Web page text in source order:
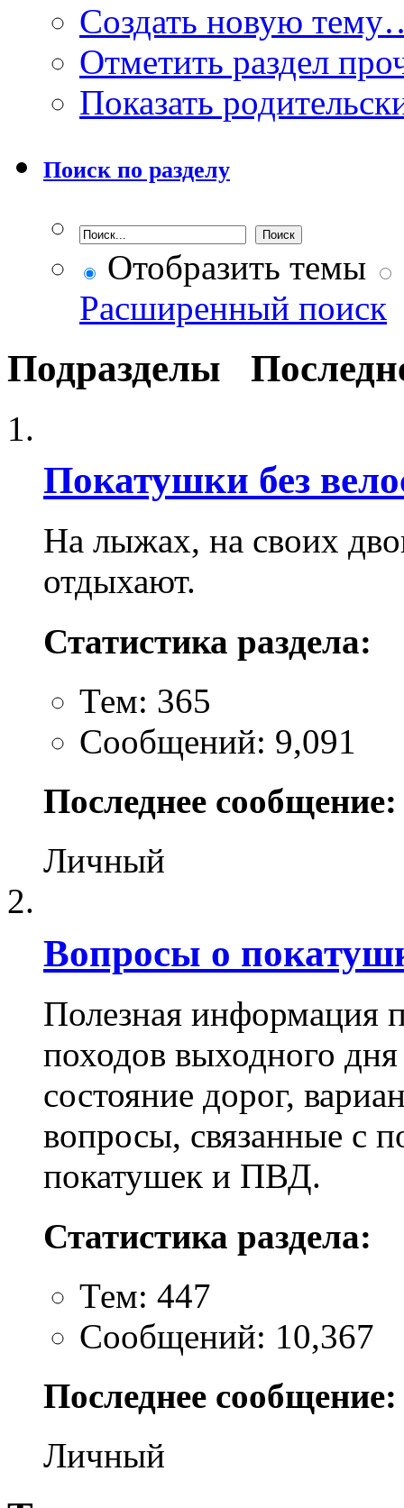
Создать новую
Отметить раздел
Показать
Поиск по разделу
Отобразить темы
Расширенный поиск
Подразделы
Покатушки без
На лыжах, на своих
отдыхают.
Статистика раздела:
Тем: 365
Сообщений: 9,091
Последнее сообщение:
Личный
Вопросы о
Полезная информация
походов выходного
состояние дорог,
вопросы, связанные с
покатушек и ПВД.
Статистика раздела:
Тем: 447
Сообщений: 10,367
Последнее сообщение:
Личный